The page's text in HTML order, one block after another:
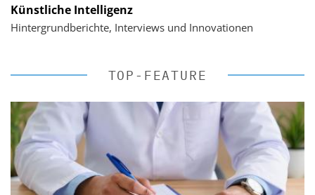
Künstliche Intelligenz
Hintergrundberichte, Interviews und Innovationen
TOP-FEATURE